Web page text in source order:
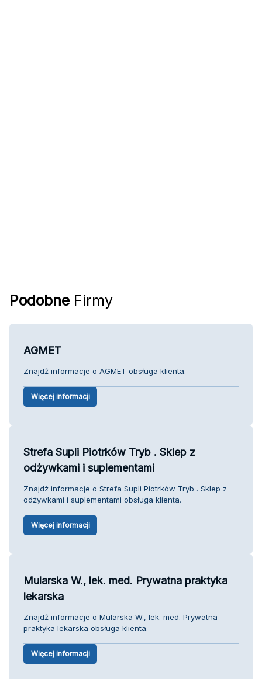
Podobne Firmy
AGMET
Znajdź informacje o AGMET obsługa klienta.
Więcej informacji
Strefa Supli Piotrków Tryb . Sklep z
odżywkami i suplementami
Znajdź informacje o Strefa Supli Piotrków Tryb . Sklep z
odżywkami i suplementami obsługa klienta.
Więcej informacji
Mularska W., lek. med. Prywatna praktyka
lekarska
Znajdź informacje o Mularska W., lek. med. Prywatna
praktyka lekarska obsługa klienta.
Więcej informacji